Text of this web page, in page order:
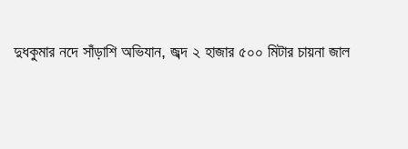
দুধকুমার নদে সাঁড়াশি অভিযান, জব্দ ২ হাজার ৫০০ মিটার চায়না জাল